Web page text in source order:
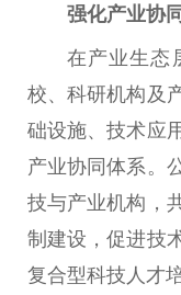
强化产业协
在产业生态
校、科研机构及
础设施、技术应
产业协同体系。
技与产业机构，
制建设，促进技
复合型科技人才培